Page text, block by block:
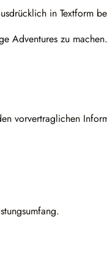
in Textform
Adventures zu machen.
vorvertraglichen